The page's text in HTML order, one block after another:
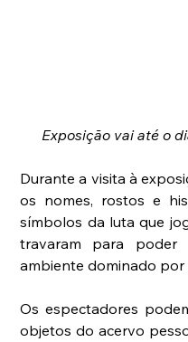
Exposição vai até o
Durante a visita à
os nomes, rostos e
símbolos da luta que
travaram para poder
ambiente dominado por
Os espectadores
objetos do acervo